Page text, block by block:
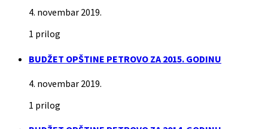
4. novembar 2019.
1 prilog
BUDŽET OPŠTINE PETROVO ZA 2015. GODINU
4. novembar 2019.
1 prilog